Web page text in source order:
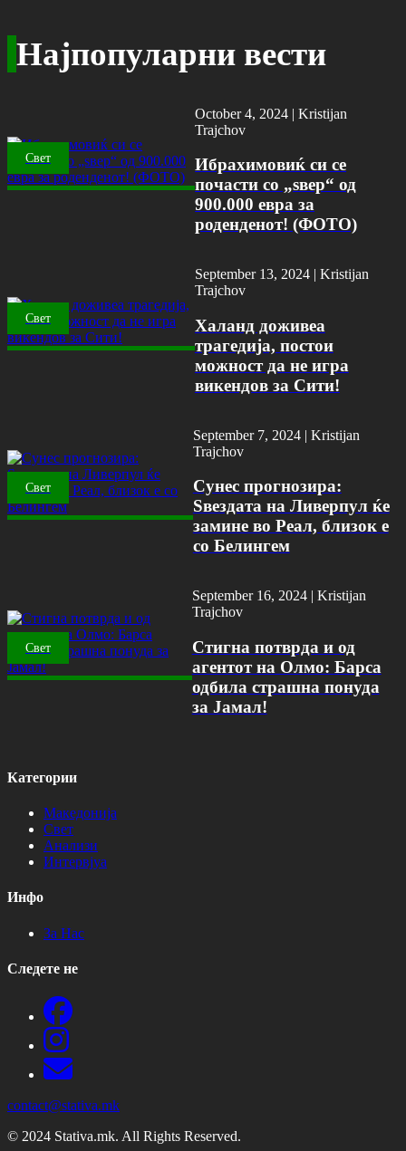
Најпопуларни вести
Свет
October 4, 2024 |Kristijan
Trajchov
Ибрахимовиќ си се
почасти со „ѕвер“ од
900.000 евра за
роденденот! (ФОТО)
Свет
September 13, 2024 | Kristijan
Trajchov
Халанд доживеа
трагедија, постои
можност да не игра
викендов за Сити!
Свет
September 7, 2024 | Kristijan
Trajchov
Сунес прогнозира:
Ѕвездата на Ливерпул ќе
замине во Реал, близок е
со Белингем
Свет
September 16, 2024 | Kristijan
Trajchov
Стигна потврда и од
агентот на Олмо: Барса
одбила страшна понуда
за Јамал!
Категории
Македонија
Свет
Анализи
Интервјуа
Инфо
За Нас
Следете не
contact@stativa.mk
© 2024 Stativa.mk. All Rights Reserved.